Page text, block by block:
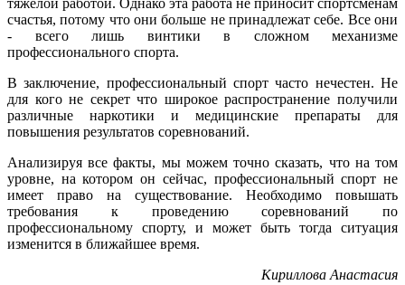
счастья, потому что они больше не принадлежат себе. Все они
- всего лишь винтики в сложном механизме
профессионального спорта.
В заключение, профессиональный спорт часто нечестен. Не
для кого не секрет что широкое распространение получили
различные наркотики и медицинские препараты для
повышения результатов соревнований.
Анализируя все факты, мы можем точно сказать, что на том
уровне, на котором он сейчас, профессиональный спорт не
имеет право на существование. Необходимо повышать
требования к проведению соревнований по
профессиональному спорту, и может быть тогда ситуация
изменится в ближайшее время.
Кириллова Анастасия